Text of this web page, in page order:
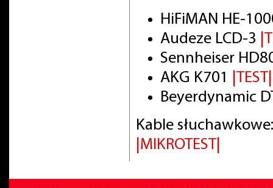
HiFiMAN HE-
Audeze LCD-3
Sennheiser
AKG K701
|TEST|
Beyerdynamic
Kable
|MIKROTEST|